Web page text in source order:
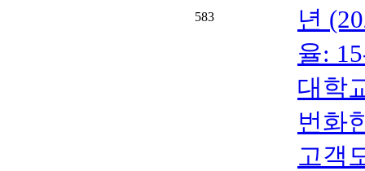
583
년
율:
대학
번화
고객